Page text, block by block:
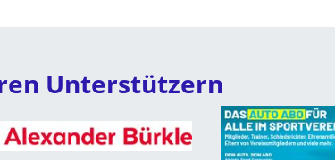
Unterstützern